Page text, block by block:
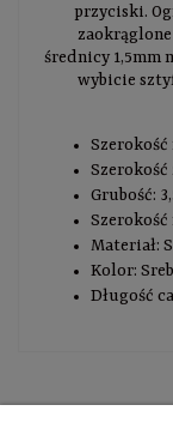
przyciski.
średnicy 1,5mm
wybicie
Szerokość
Szerokość
Grubość:
Szerokość
Materiał:
Kolor:
Długość